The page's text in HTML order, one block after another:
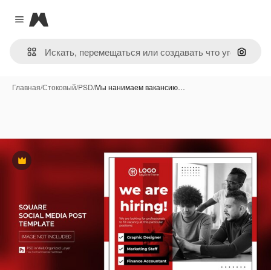
Close menu
Magnific
Поиск
Главная/Стоковый/PSD/Мы нанимаем вакансию…
Премиум